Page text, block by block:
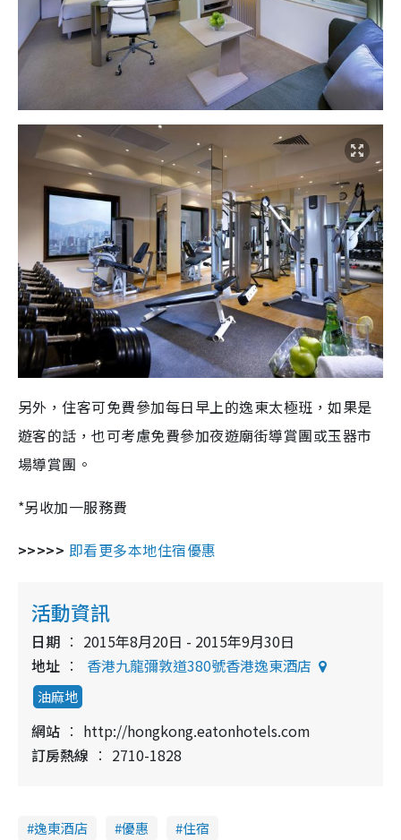
另外，住客可免費參加每日早上的逸東太極班，如果是
遊客的話，也可考慮免費參加夜遊廟街導賞團或玉器市
場導賞團。
*另收加一服務費
>>>>> 即看更多本地住宿優惠
活動資訊
日期
2015年8月20日 - 2015年9月30日
地址
香港九龍彌敦道380號香港逸東酒店
油麻地
網站
http://hongkong.eatonhotels.com
訂房熱線
2710-1828
逸東酒店 優惠 住宿